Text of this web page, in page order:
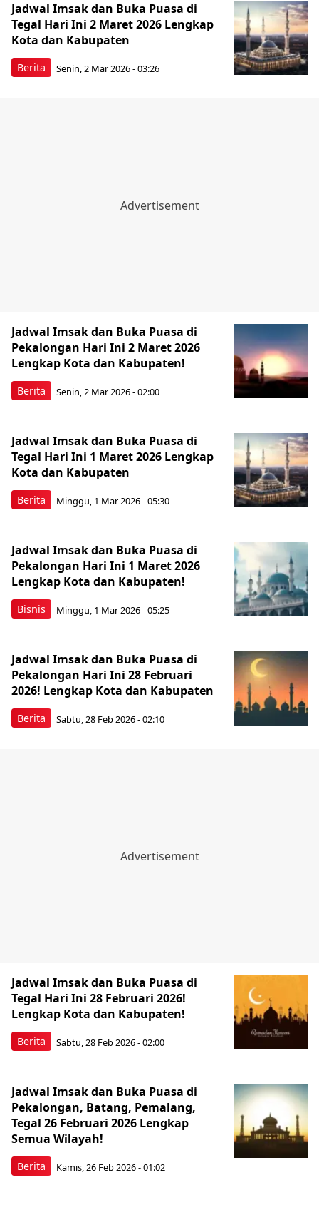
Berita
Jadwal Imsak dan Buka Puasa di
Tegal Hari Ini 2 Maret 2026 Lengkap
Kota dan Kabupaten
Senin, 2 Mar 2026 - 03:26
Berita
Jadwal Imsak dan Buka Puasa di
Pekalongan Hari Ini 2 Maret 2026
Lengkap Kota dan Kabupaten!
Senin, 2 Mar 2026 - 02:00
Berita
Jadwal Imsak dan Buka Puasa di
Tegal Hari Ini 1 Maret 2026 Lengkap
Kota dan Kabupaten
Minggu, 1 Mar 2026 - 05:30
Bisnis
Jadwal Imsak dan Buka Puasa di
Pekalongan Hari Ini 1 Maret 2026
Lengkap Kota dan Kabupaten!
Minggu, 1 Mar 2026 - 05:25
Berita
Jadwal Imsak dan Buka Puasa di
Pekalongan Hari Ini 28 Februari
2026! Lengkap Kota dan Kabupaten
Sabtu, 28 Feb 2026 - 02:10
Berita
Jadwal Imsak dan Buka Puasa di
Tegal Hari Ini 28 Februari 2026!
Lengkap Kota dan Kabupaten!
Sabtu, 28 Feb 2026 - 02:00
Berita
Jadwal Imsak dan Buka Puasa di
Pekalongan, Batang, Pemalang,
Tegal 26 Februari 2026 Lengkap
Semua Wilayah!
Kamis, 26 Feb 2026 - 01:02